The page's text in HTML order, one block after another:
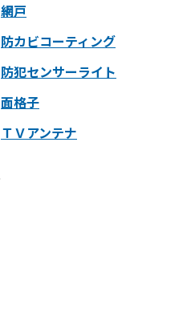
網戸
防カビコーティング
防犯センサーライト
面格子
ＴＶアンテナ